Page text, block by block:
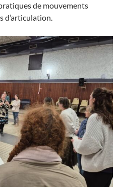
de mouvements
d’articulation.